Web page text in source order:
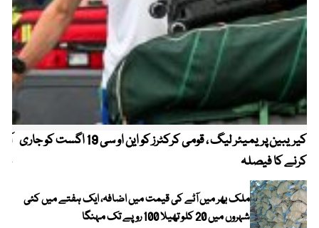
کیریبین پریمیئر لیگ ، قومی کرکٹرز کو این او سی 19 اگست کو جاری
کرنے کا فیصلہ
ملک بھر میں آٹے کی قیمت میں اضافہ، ایک ہفتے میں کئی
شہروں میں 20 کلو تھیلا 100 روپے تک مہنگا